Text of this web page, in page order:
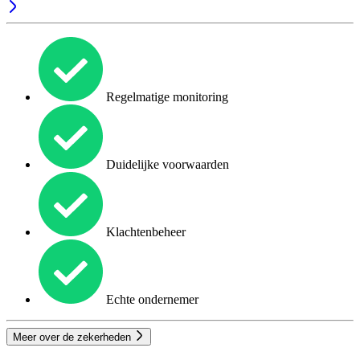
Regelmatige monitoring
Duidelijke voorwaarden
Klachtenbeheer
Echte ondernemer
Meer over de zekerheden